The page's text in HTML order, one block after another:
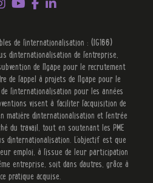
de l'internationalisation : (IG166)
d'internationalisation de l'entreprise,
de l'Igape pour le recrutement
de l'appel à projets de l'Igape pour le
l'internationalisation pour les années
visent à faciliter l'acquisition de
matière d'internationalisation et l'entrée
du travail, tout en soutenant les PME
d'internationalisation. L'objectif est que
emploi, à l'issue de leur participation
entreprise, soit dans d'autres, grâce à
pratique acquise.